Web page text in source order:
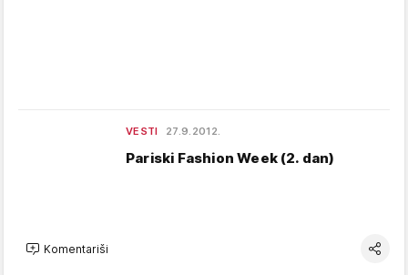
VESTI 27.9.2012.
Pariski Fashion Week (2. dan)
Komentariši